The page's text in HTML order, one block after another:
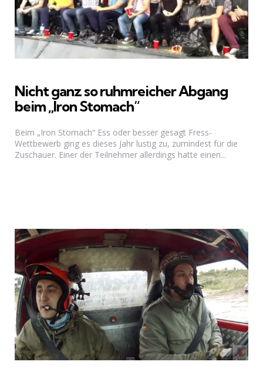
Nicht ganz so ruhmreicher Abgang
beim „Iron Stomach“
Beim „Iron Stomach“ Ess oder besser gesagt Fress-
Wettbewerb ging es dieses Jahr lustig zu, zumindest für die
Zuschauer. Einer der Teilnehmer allerdings hatte einen...